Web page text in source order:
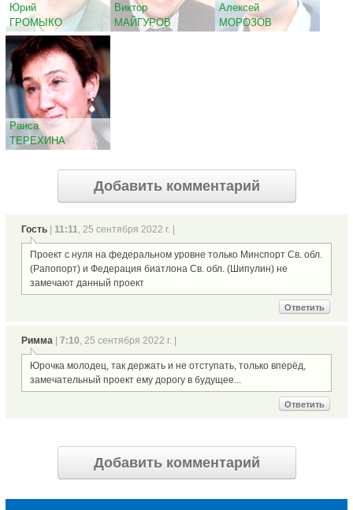
Юрий
ГРОМЫКО
Виктор
МАЙГУРОВ
Алексей
МОРОЗОВ
Раиса
ТЕРЕХИНА
Добавить комментарий
Гость 11:11, 25 сентября 2022 г. |
Проект с нуля на федеральном уровне только Минспорт Св. обл.
(Рапопорт) и Федерация биатлона Св. обл. (Шипулин) не
замечают данный проект
Ответить
Римма 7:10, 25 сентября 2022 г. |
Юрочка молодец, так держать и не отступать, только вперёд,
замечательный проект ему дорогу в будущее...
Ответить
Добавить комментарий